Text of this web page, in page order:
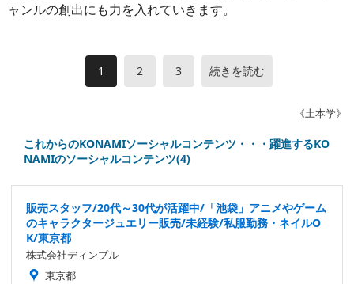
ャンルの創出にも力を入れていきます。
1 2 3 続きを読む
《土本学》
これからのKONAMIソーシャルコンテンツ・・・躍進するKO
NAMIのソーシャルコンテンツ(4)
販売スタッフ/20代～30代が活躍中/「池袋」アニメやゲーム
のキャラクタージュエリー販売/未経験/私服勤務・ネイルO
K/東京都
株式会社ディンプル
東京都